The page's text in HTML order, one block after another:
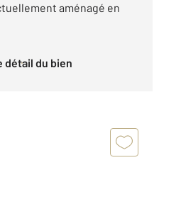
aménagé en
détail du bien